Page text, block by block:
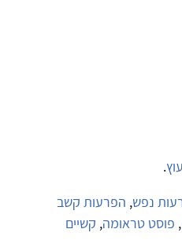
.
נפש, הפרעות קשב
, פוסט טראומה, קשיים